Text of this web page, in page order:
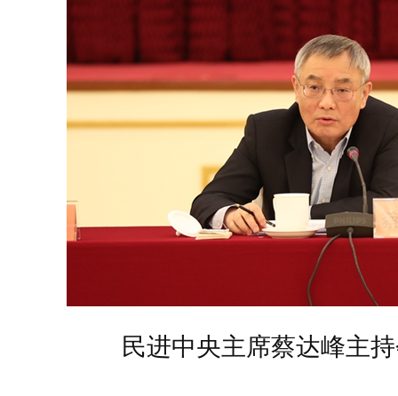
民进中央主席蔡达峰主